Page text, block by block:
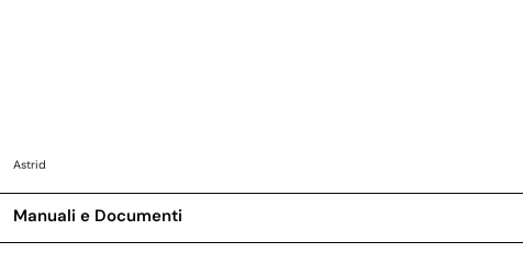
Astrid
Manuali e Documenti